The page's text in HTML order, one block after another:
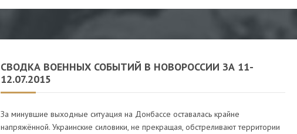
СВОДКА ВОЕННЫХ СОБЫТИЙ В НОВОРОССИИ ЗА 11-
12.07.2015
За минувшие выходные ситуация на Донбассе оставалась крайне
напряжённой. Украинские силовики, не прекращая, обстреливают территории